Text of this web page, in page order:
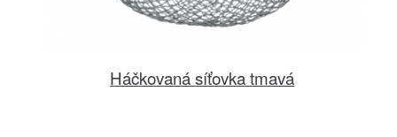
Háčkovaná síťovka tmavá